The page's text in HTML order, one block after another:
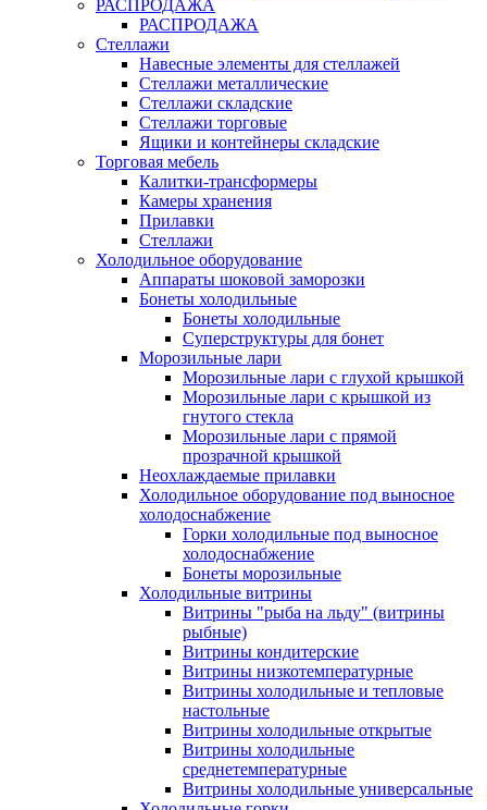
РАСПРОДАЖА
РАСПРОДАЖА
Стеллажи
Навесные элементы для стеллажей
Стеллажи металлические
Стеллажи складские
Стеллажи торговые
Ящики и контейнеры складские
Торговая мебель
Калитки-трансформеры
Камеры хранения
Прилавки
Стеллажи
Холодильное оборудование
Аппараты шоковой заморозки
Бонеты холодильные
Бонеты холодильные
Суперструктуры для бонет
Морозильные лари
Морозильные лари с глухой крышкой
Морозильные лари с крышкой из
гнутого стекла
Морозильные лари с прямой
прозрачной крышкой
Неохлаждаемые прилавки
Холодильное оборудование под выносное
холодоснабжение
Горки холодильные под выносное
холодоснабжение
Бонеты морозильные
Холодильные витрины
Витрины "рыба на льду" (витрины
рыбные)
Витрины кондитерские
Витрины низкотемпературные
Витрины холодильные и тепловые
настольные
Витрины холодильные открытые
Витрины холодильные
среднетемпературные
Витрины холодильные универсальные